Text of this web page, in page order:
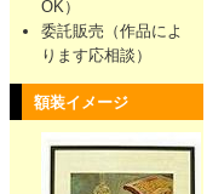
OK）
委託販売（作品によ
ります応相談）
額装イメージ